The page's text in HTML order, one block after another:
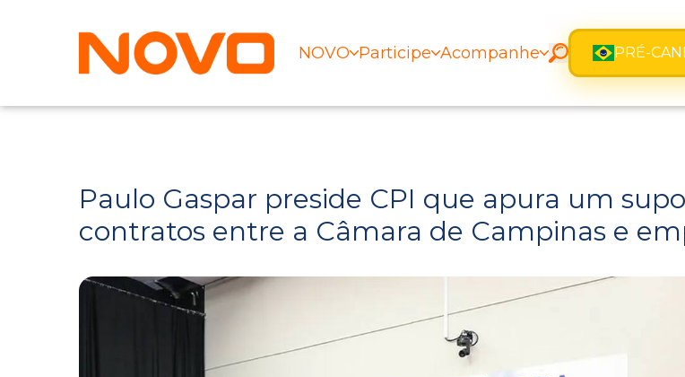
NOVO Participe Acompanhe PRÉ-
Paulo Gaspar preside CPI que apura um
contratos entre a Câmara de Campinas e